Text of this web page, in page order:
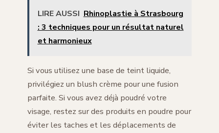
LIRE AUSSI Rhinoplastie à Strasbourg
: 3 techniques pour un résultat naturel
et harmonieux
Si vous utilisez une base de teint liquide,
privilégiez un blush crème pour une fusion
parfaite. Si vous avez déjà poudré votre
visage, restez sur des produits en poudre pour
éviter les taches et les déplacements de